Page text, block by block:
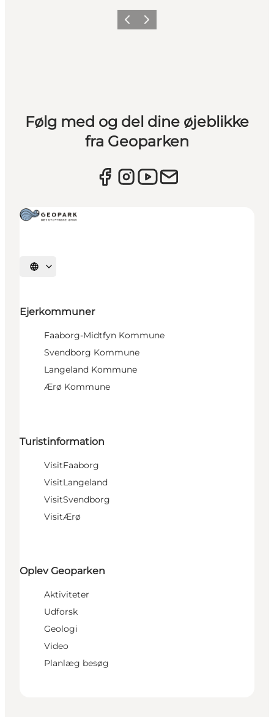
ForrigeNæste
Følg med og del dine øjeblikke
fra Geoparken
Vælg sprog
Ejerkommuner
Faaborg-Midtfyn Kommune
Svendborg Kommune
Langeland Kommune
Ærø Kommune
Turistinformation
VisitFaaborg
VisitLangeland
VisitSvendborg
VisitÆrø
Oplev Geoparken
Aktiviteter
Udforsk
Geologi
Video
Planlæg besøg